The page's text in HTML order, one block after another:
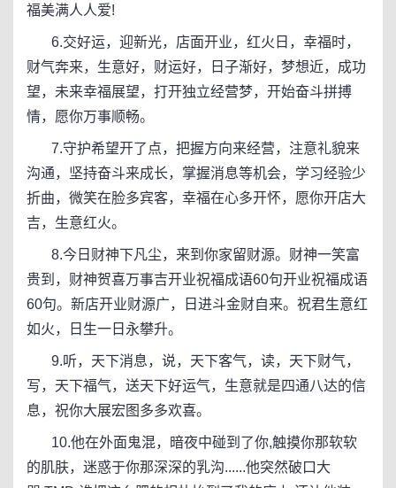
福美满人人爱!
6.交好运，迎新光，店面开业，红火日，幸福时，
财气奔来，生意好，财运好，日子渐好，梦想近，成功
望，未来幸福展望，打开独立经营梦，开始奋斗拼搏
情，愿你万事顺畅。
7.守护希望开了点，把握方向来经营，注意礼貌来
沟通，坚持奋斗来成长，掌握消息等机会，学习经验少
折曲，微笑在脸多宾客，幸福在心多开怀，愿你开店大
吉，生意红火。
8.今日财神下凡尘，来到你家留财源。财神一笑富
贵到，财神贺喜万事吉开业祝福成语60句开业祝福成语
60句。新店开业财源广，日进斗金财自来。祝君生意红
如火，日生一日永攀升。
9.听，天下消息，说，天下客气，读，天下财气，
写，天下福气，送天下好运气，生意就是四通八达的信
息，祝你大展宏图多多欢喜。
10.他在外面鬼混，暗夜中碰到了你,触摸你那软软
的肌肤，迷惑于你那深深的乳沟......他突然破口大